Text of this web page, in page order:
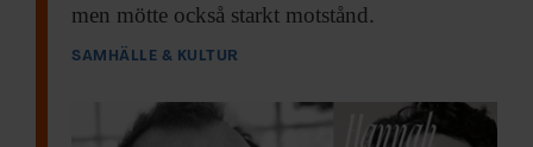
men mötte också starkt motstånd.
SAMHÄLLE & KULTUR